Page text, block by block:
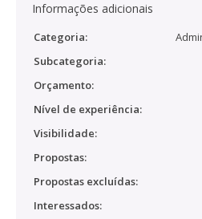
Informações adicionais
Categoria:
Subcategoria:
Orçamento:
Nível de experiência:
Visibilidade:
Propostas:
Propostas excluídas:
Interessados: